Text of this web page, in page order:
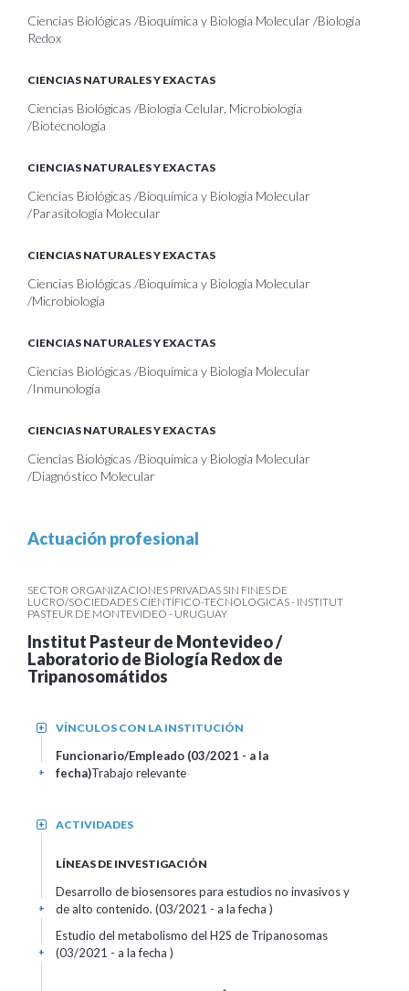
Ciencias Biológicas /Bioquímica y Biología Molecular /Biología
Redox
CIENCIAS NATURALES Y EXACTAS
Ciencias Biológicas /Biología Celular, Microbiología
/Biotecnología
CIENCIAS NATURALES Y EXACTAS
Ciencias Biológicas /Bioquímica y Biología Molecular
/Parasitología Molecular
CIENCIAS NATURALES Y EXACTAS
Ciencias Biológicas /Bioquímica y Biología Molecular
/Microbiología
CIENCIAS NATURALES Y EXACTAS
Ciencias Biológicas /Bioquímica y Biología Molecular
/Inmunología
CIENCIAS NATURALES Y EXACTAS
Ciencias Biológicas /Bioquímica y Biología Molecular
/Diagnóstico Molecular
Actuación profesional
SECTOR ORGANIZACIONES PRIVADAS SIN FINES DE
LUCRO/SOCIEDADES CIENTÍFICO-TECNOLÓGICAS - INSTITUT
PASTEUR DE MONTEVIDEO - URUGUAY
Institut Pasteur de Montevideo /
Laboratorio de Biología Redox de
Tripanosomátidos
VÍNCULOS CON LA INSTITUCIÓN
+
Funcionario/Empleado (03/2021 - a la
fecha)Trabajo relevante
+
ACTIVIDADES
+
LÍNEAS DE INVESTIGACIÓN
Desarrollo de biosensores para estudios no invasivos y
de alto contenido. (03/2021 - a la fecha )
+
Estudio del metabolismo del H2S de Tripanosomas
(03/2021 - a la fecha )
+